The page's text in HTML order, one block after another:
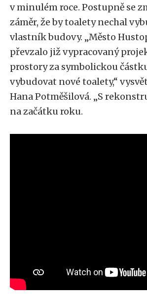
v minulém roce. Postupně se
záměr, že by toalety nechal
vlastník budovy. „Město
převzalo již vypracovaný
prostory za symbolickou
vybudovat nové toalety,“
Hana Potměšilová. „S
na začátku roku.